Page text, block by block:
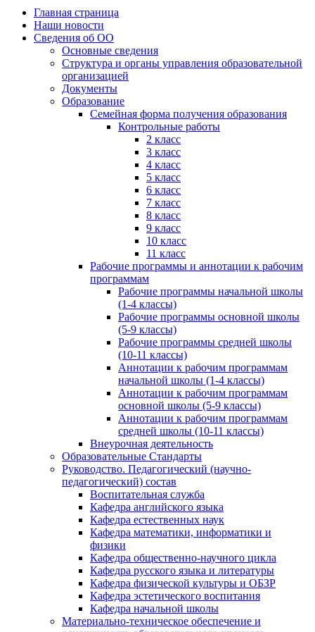
Главная страница
Наши новости
Сведения об ОО
Основные сведения
Структура и органы управления образовательной
организацией
Документы
Образование
Семейная форма получения образования
Контрольные работы
2 класс
3 класс
4 класс
5 класс
6 класс
7 класс
8 класс
9 класс
10 класс
11 класс
Рабочие программы и аннотации к рабочим
программам
Рабочие программы начальной школы
(1-4 классы)
Рабочие программы основной школы
(5-9 классы)
Рабочие программы средней школы
(10-11 классы)
Аннотации к рабочим программам
начальной школы (1-4 классы)
Аннотации к рабочим программам
основной школы (5-9 классы)
Аннотации к рабочим программам
средней школы (10-11 классы)
Внеурочная деятельность
Образовательные Стандарты
Руководство. Педагогический (научно-
педагогический) состав
Воспитательная служба
Кафедра английского языка
Кафедра естественных наук
Кафедра математики, информатики и
физики
Кафедра общественно-научного цикла
Кафедра русского языка и литературы
Кафедра физической культуры и ОБЗР
Кафедра эстетического воспитания
Кафедра начальной школы
Материально-техническое обеспечение и